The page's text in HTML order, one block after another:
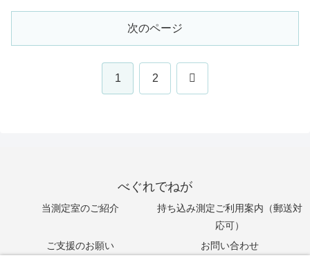
次のページ
1 2 次
べぐれでねが
当測定室のご紹介
持ち込み測定ご利用案内（郵送対
応可）
ご支援のお願い
お問い合わせ